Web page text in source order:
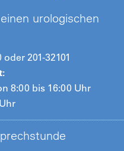
urologischen
201-32101
8:00 bis 16:00 Uhr